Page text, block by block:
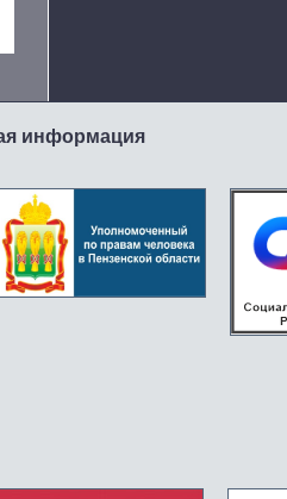
информация